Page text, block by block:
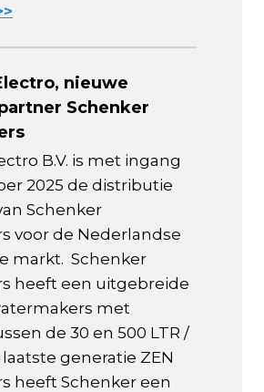
nieuwe
Schenker
B.V. is met ingang
2025 de distributie
Schenker
voor de Nederlandse
markt. Schenker
heeft een uitgebreide
met
de 30 en 500 LTR /
generatie ZEN
heeft Schenker een